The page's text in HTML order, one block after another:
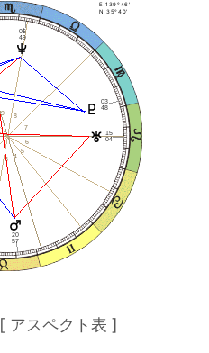
E 139°46'
N 35°40'
3 4
5
6
7
8
9
20
57
15
04
06
49
03
48
[ アスペクト表 ]